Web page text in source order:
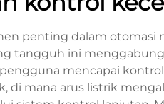
penting dalam otomasi
tangguh ini
mencapai
mana arus listrik